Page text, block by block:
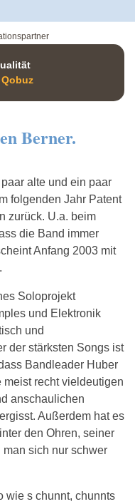
Qobuz
Berner.
alte und ein paar
folgenden Jahr Patent
zurück. U.a. beim
die Band immer
Anfang 2003 mit
Soloprojekt
und Elektronik
und
der stärksten Songs ist
Bandleader Huber
meist recht vieldeutigen
anschaulichen
Außerdem hat es
den Ohren, seiner
sich nur schwer
wie s chunnt, chunnts